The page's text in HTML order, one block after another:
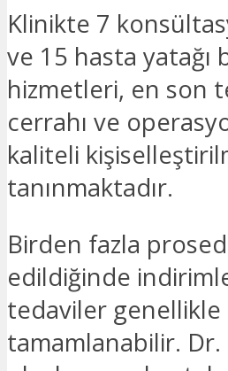
Klinikte 7
ve 15 hasta yatağı
hizmetleri, en son
cerrahı ve
kaliteli
tanınmaktadır.
Birden fazla
edildiğinde
tedaviler
tamamlanabilir. Dr.